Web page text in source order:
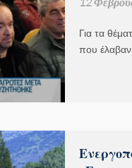
Για τα
που